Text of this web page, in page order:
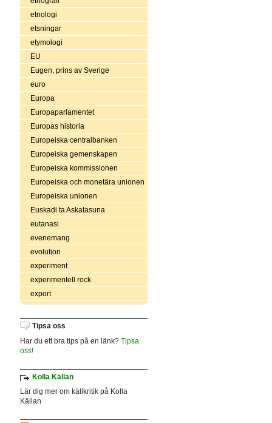
etnologi
etsningar
etymologi
EU
Eugen, prins av Sverige
euro
Europa
Europaparlamentet
Europas historia
Europeiska centralbanken
Europeiska gemenskapen
Europeiska kommissionen
Europeiska och monetära unionen
Europeiska unionen
Euskadi ta Askatasuna
eutanasi
evenemang
evolution
experiment
experimentell rock
export
Tipsa oss
Har du ett bra tips på en länk? Tipsa
oss!
Kolla Källan
Lär dig mer om källkritik på Kolla
Källan